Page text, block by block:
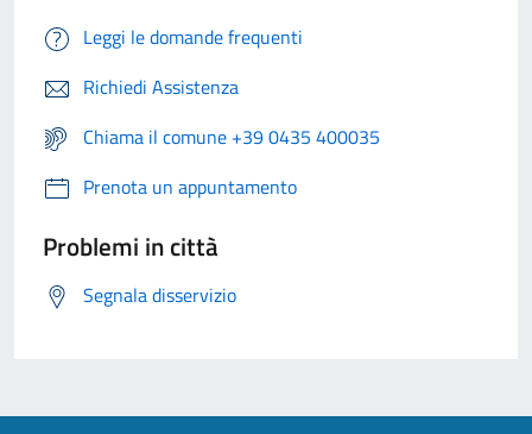
Leggi le domande frequenti
Richiedi Assistenza
Chiama il comune +39 0435 400035
Prenota un appuntamento
Problemi in città
Segnala disservizio